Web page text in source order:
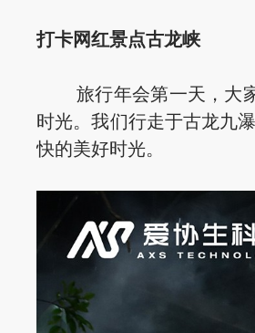
打卡网红景点古龙峡
旅行年会第一天，大家
时光。我们行走于古龙九
快的美好时光。